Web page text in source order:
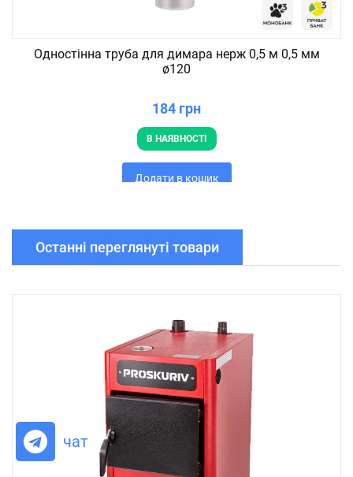
чат
Одностінна труба для димара нерж 0,5 м 0,5 мм
ø120
184 грн
В НАЯВНОСТІ
Додати в кошик
Останні переглянуті товари